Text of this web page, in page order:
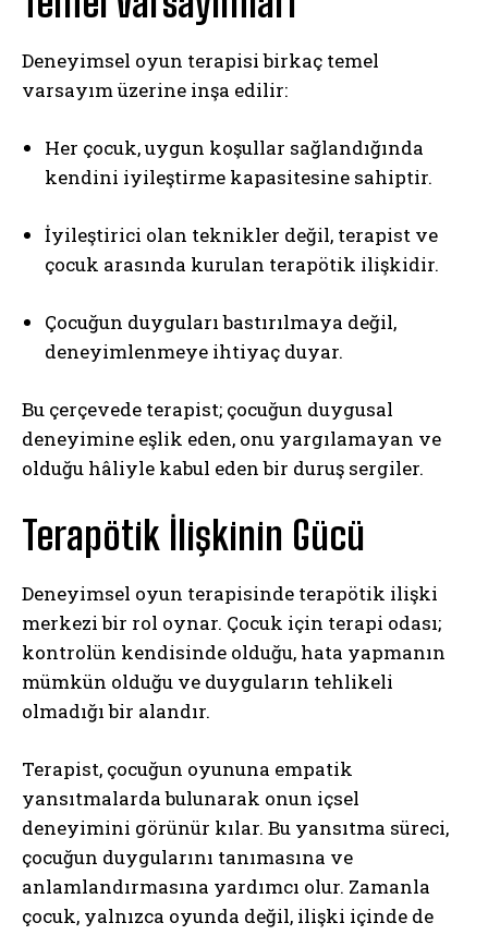
Deneyimsel oyun terapisi birkaç temel
varsayım üzerine inşa edilir:
Her çocuk, uygun koşullar sağlandığında
kendini iyileştirme kapasitesine sahiptir.
İyileştirici olan teknikler değil, terapist ve
çocuk arasında kurulan terapötik ilişkidir.
Çocuğun duyguları bastırılmaya değil,
deneyimlenmeye ihtiyaç duyar.
Bu çerçevede terapist; çocuğun duygusal
deneyimine eşlik eden, onu yargılamayan ve
olduğu hâliyle kabul eden bir duruş sergiler.
Terapötik İlişkinin Gücü
Deneyimsel oyun terapisinde terapötik ilişki
merkezi bir rol oynar. Çocuk için terapi odası;
kontrolün kendisinde olduğu, hata yapmanın
mümkün olduğu ve duyguların tehlikeli
olmadığı bir alandır.
Terapist, çocuğun oyununa empatik
yansıtmalarda bulunarak onun içsel
deneyimini görünür kılar. Bu yansıtma süreci,
çocuğun duygularını tanımasına ve
anlamlandırmasına yardımcı olur. Zamanla
çocuk, yalnızca oyunda değil, ilişki içinde de